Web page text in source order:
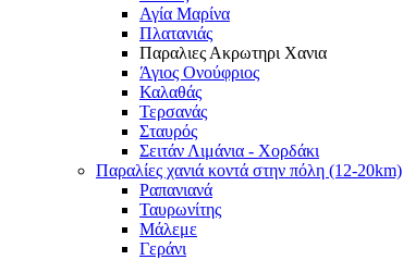
Αγία Μαρίνα
Πλατανιάς
Παραλιες Ακρωτηρι Χανια
Άγιος Ονούφριος
Καλαθάς
Τερσανάς
Σταυρός
Σειτάν Λιμάνια - Χορδάκι
Παραλίες χανιά κοντά στην πόλη (12-20km)
Ραπανιανά
Ταυρωνίτης
Μάλεμε
Γεράνι